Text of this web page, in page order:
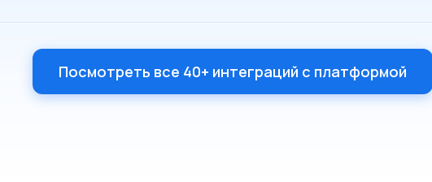
Посмотреть все 40+ интеграций с платформой